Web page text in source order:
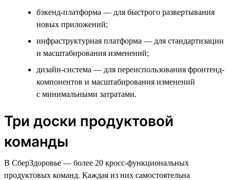
бэкенд-платформа — для быстрого развертывания
новых приложений;
инфраструктурная платформа — для стандартизации
и масштабирования изменений;
дизайн-система — для переиспользования фронтенд-
компонентов и масштабирования изменений
с минимальными затратами.
Три доски продуктовой
команды
В СберЗдоровье — более 20 кросс-функциональных
продуктовых команд. Каждая из них самостоятельна